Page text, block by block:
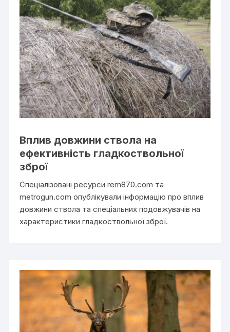
Вплив довжини ствола на
ефективність гладкоствольної
зброї
Спеціалізовані ресурси rem870.com та
metrogun.com опублікували інформацію про вплив
довжини ствола та спеціальних подовжувачів на
характеристики гладкоствольної зброї.